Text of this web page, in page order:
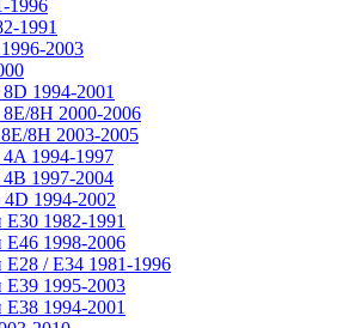
1996
1991
2003
1994-2001
8H 2000-2006
8H 2003-2005
1994-1997
1997-2004
1994-2002
1982-1991
1998-2006
/ E34 1981-1996
1995-2003
1994-2001